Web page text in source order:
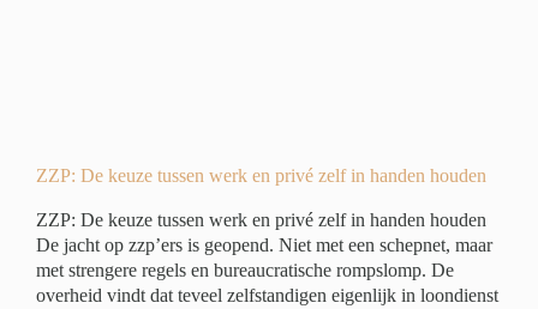
ZZP: De keuze tussen werk en privé zelf in handen houden
ZZP: De keuze tussen werk en privé zelf in handen houden
De jacht op zzp’ers is geopend. Niet met een schepnet, maar
met strengere regels en bureaucratische rompslomp. De
overheid vindt dat teveel zelfstandigen eigenlijk in loondienst